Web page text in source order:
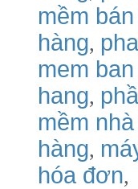
mềm bán
hàng,
mem ban
hang,
mềm nhà
hàng,
hóa đơn,